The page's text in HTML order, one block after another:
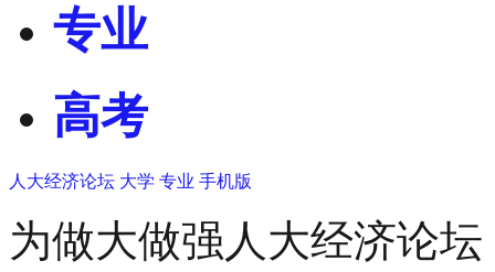
专业
高考
人大经济论坛 大学 专业 手机版
为做大做强人大经济论